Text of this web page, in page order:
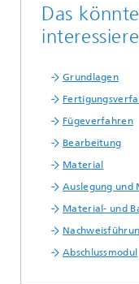
Das
Grundlagen
Fügeverfahren
Bearbeitung
Material
Auslegung und
Material- und
Abschlussmodul